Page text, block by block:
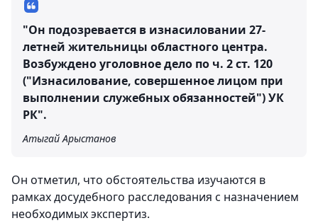
"Он подозревается в изнасиловании 27-
летней жительницы областного центра.
Возбуждено уголовное дело по ч. 2 ст. 120
("Изнасилование, совершенное лицом при
выполнении служебных обязанностей") УК
РК".
Атыгай Арыстанов
Он отметил, что обстоятельства изучаются в
рамках досудебного расследования с назначением
необходимых экспертиз.